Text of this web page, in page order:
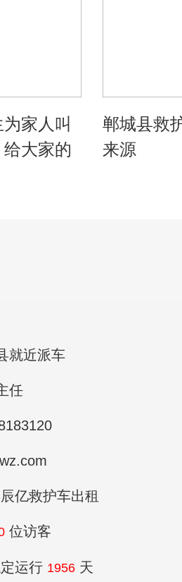
家人叫
大家的
郸城县救
来源
就近派车
任
亿救护车出租
位访客
运行 1956 天